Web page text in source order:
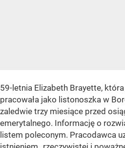
59-letnia Elizabeth Brayette,
pracowała jako listonoszka w
zaledwie trzy miesiące przed
emerytalnego. Informację o
listem poleconym. Pracodawca